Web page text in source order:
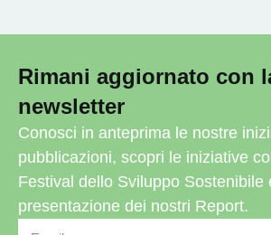
Rimani aggiornato con
newsletter
Conosci in anteprima le nostre
pubblicazioni, scopri le iniziative
Festival dello Sviluppo Sostenibile
presentazione dei nostri Report.